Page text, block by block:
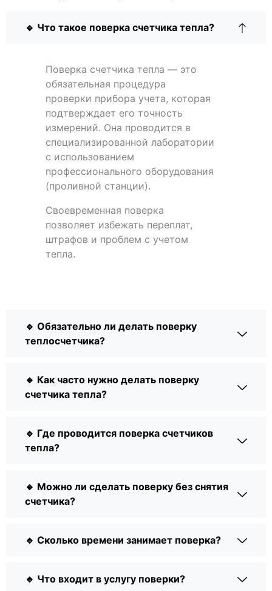
🔹 Что такое поверка счетчика тепла?
Поверка счетчика тепла — это
обязательная процедура
проверки прибора учета, которая
подтверждает его точность
измерений. Она проводится в
специализированной лаборатории
с использованием
профессионального оборудования
(проливной станции).
Своевременная поверка
позволяет избежать переплат,
штрафов и проблем с учетом
тепла.
🔹 Обязательно ли делать поверку
теплосчетчика?
🔹 Как часто нужно делать поверку
счетчика тепла?
🔹 Где проводится поверка счетчиков
тепла?
🔹 Можно ли сделать поверку без снятия
счетчика?
🔹 Сколько времени занимает поверка?
🔹 Что входит в услугу поверки?